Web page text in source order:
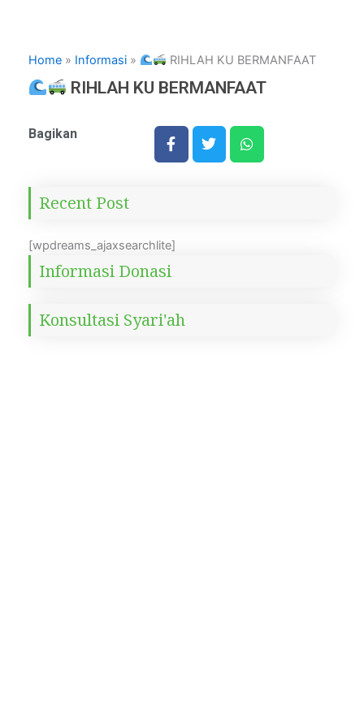
Home» Informasi» RIHLAH KU BERMANFAAT
RIHLAH KU BERMANFAAT
Bagikan
Recent Post
[wpdreams_ajaxsearchlite]
Informasi Donasi
Konsultasi Syari'ah